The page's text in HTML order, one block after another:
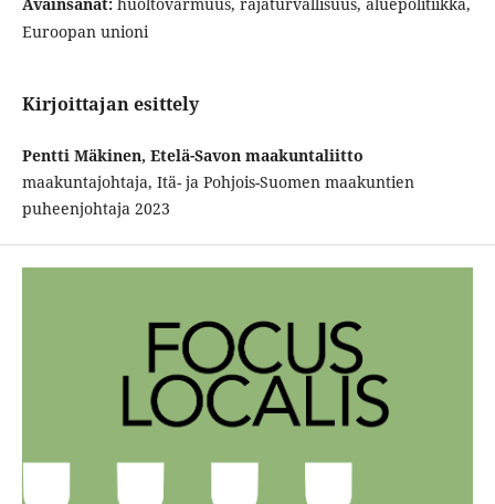
Euroopan unioni
Kirjoittajan esittely
Pentti Mäkinen, Etelä-Savon maakuntaliitto
maakuntajohtaja, Itä- ja Pohjois-Suomen maakuntien
puheenjohtaja 2023